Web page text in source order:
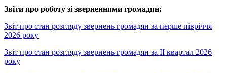
Звіти про роботу зі зверненнями громадян:
Звіт про стан розгляду звернень громадян за перше півріччя
2026 року
Звіт про стан розгляду звернень громадян за ІІ квартал 2026
року